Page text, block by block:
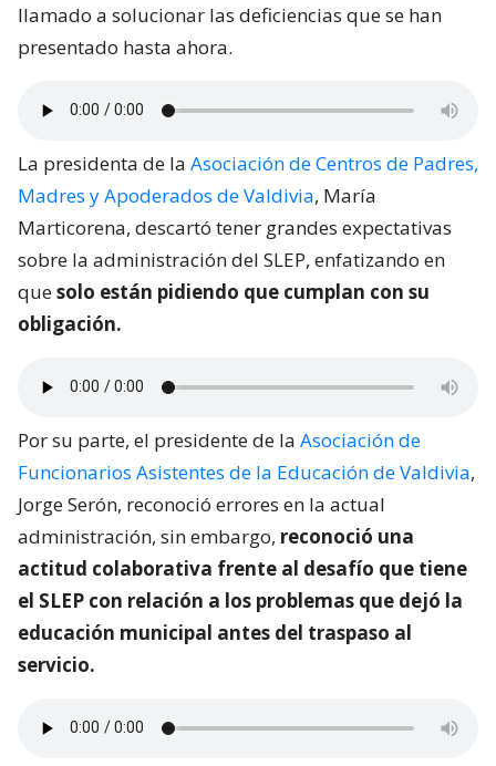
llamado a solucionar las deficiencias que se han
presentado hasta ahora.
La presidenta de la Asociación de Centros de Padres,
Madres y Apoderados de Valdivia, María
Marticorena, descartó tener grandes expectativas
sobre la administración del SLEP, enfatizando en
quesolo están pidiendo que cumplan con su
obligación.
Por su parte, el presidente de la Asociación de
Funcionarios Asistentes de la Educación de Valdivia,
Jorge Serón, reconoció errores en la actual
administración, sin embargo, reconoció una
actitud colaborativa frente al desafío que tiene
el SLEP con relación a los problemas que dejó la
educación municipal antes del traspaso al
servicio.